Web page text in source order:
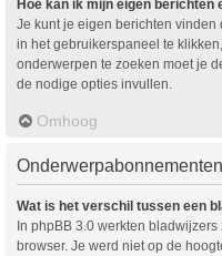
Hoe kan ik mijn eigen berichten
Je kunt je eigen berichten
in het gebruikerspaneel te
onderwerpen te zoeken moet je
de nodige opties invullen.
Omhoog
Wat is het verschil tussen een
In phpBB 3.0 werkten
browser. Je werd niet op de